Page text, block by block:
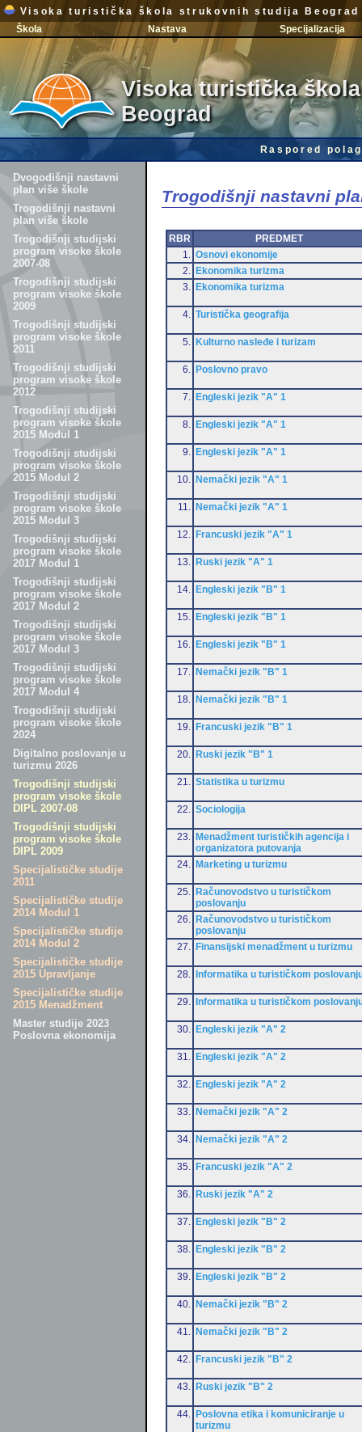
Visoka turistička škola strukovnih studija Beograd
Škola
Nastava Specijalizacija
Visoka turistička
Beograd
Raspored
Dvogodišnji nastavni
plan više škole
Trogodišnji nastavni
plan više škole
Trogodišnji studijski
program visoke škole
2007-08
Trogodišnji studijski
program visoke škole
2009
Trogodišnji studijski
program visoke škole
2011
Trogodišnji studijski
program visoke škole
2012
Trogodišnji studijski
program visoke škole
2015 Modul 1
Trogodišnji studijski
program visoke škole
2015 Modul 2
Trogodišnji studijski
program visoke škole
2015 Modul 3
Trogodišnji studijski
program visoke škole
2017 Modul 1
Trogodišnji studijski
program visoke škole
2017 Modul 2
Trogodišnji studijski
program visoke škole
2017 Modul 3
Trogodišnji studijski
program visoke škole
2017 Modul 4
Trogodišnji studijski
program visoke škole
2024
Digitalno poslovanje u
turizmu 2026
Trogodišnji studijski
program visoke škole
DIPL 2007-08
Trogodišnji studijski
program visoke škole
DIPL 2009
Specijalističke studije
2011
Specijalističke studije
2014 Modul 1
Specijalističke studije
2014 Modul 2
Specijalističke studije
2015 Upravljanje
Specijalističke studije
2015 Menadžment
Master studije 2023
Poslovna ekonomija
Trogodišnji nastavni
RBR
PREDMET
1.
Osnovi ekonomije
2.
Ekonomika turizma
3.
Ekonomika turizma
4. Turistička geografija
5. Kulturno nasleđe i turizam
6. Poslovno pravo
7. Engleski jezik "A" 1
8. Engleski jezik "A" 1
9. Engleski jezik "A" 1
10. Nemački jezik "A" 1
11. Nemački jezik "A" 1
12. Francuski jezik "A" 1
13. Ruski jezik "A" 1
14. Engleski jezik "B" 1
15. Engleski jezik "B" 1
16. Engleski jezik "B" 1
17. Nemački jezik "B" 1
18. Nemački jezik "B" 1
19. Francuski jezik "B" 1
20. Ruski jezik "B" 1
21. Statistika u turizmu
22. Sociologija
23.
Menadžment turističkih agencija i
organizatora putovanja
24.
Marketing u turizmu
25.
Računovodstvo u turističkom
poslovanju
26.
Računovodstvo u turističkom
poslovanju
27.
Finansijski menadžment u turizmu
28. Informatika u turističkom
29. Informatika u turističkom
30. Engleski jezik "A" 2
31. Engleski jezik "A" 2
32. Engleski jezik "A" 2
33. Nemački jezik "A" 2
34. Nemački jezik "A" 2
35. Francuski jezik "A" 2
36. Ruski jezik "A" 2
37. Engleski jezik "B" 2
38. Engleski jezik "B" 2
39. Engleski jezik "B" 2
40. Nemački jezik "B" 2
41. Nemački jezik "B" 2
42. Francuski jezik "B" 2
43. Ruski jezik "B" 2
44.
Poslovna etika i komuniciranje u
turizmu